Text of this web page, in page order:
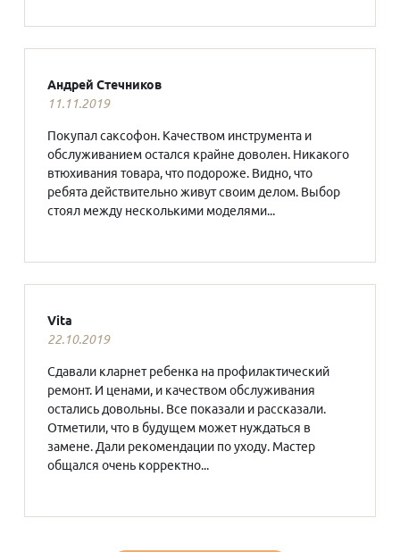
Андрей Стечников
11.11.2019
Покупал саксофон. Качеством инструмента и
обслуживанием остался крайне доволен. Никакого
втюхивания товара, что подороже. Видно, что
ребята действительно живут своим делом. Выбор
стоял между несколькими моделями...
Vita
22.10.2019
Сдавали кларнет ребенка на профилактический
ремонт. И ценами, и качеством обслуживания
остались довольны. Все показали и рассказали.
Отметили, что в будущем может нуждаться в
замене. Дали рекомендации по уходу. Мастер
общался очень корректно...